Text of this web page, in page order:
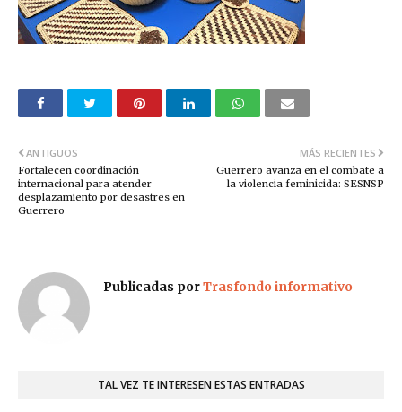
MÁS RECIENTES
Guerrero avanza en el combate a
la violencia feminicida: SESNSP
ANTIGUOS
Fortalecen coordinación
internacional para atender
desplazamiento por desastres en
Guerrero
Publicadas porTrasfondo informativo
TAL VEZ TE INTERESEN ESTAS ENTRADAS